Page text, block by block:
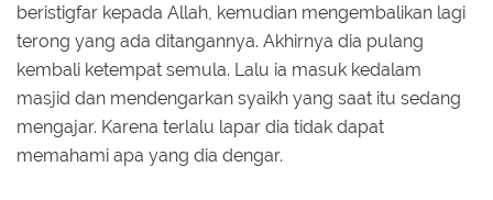
beristigfar kepada Allah, kemudian mengembalikan lagi
terong yang ada ditangannya. Akhirnya dia pulang
kembali ketempat semula. Lalu ia masuk kedalam
masjid dan mendengarkan syaikh yang saat itu sedang
mengajar. Karena terlalu lapar dia tidak dapat
memahami apa yang dia dengar.